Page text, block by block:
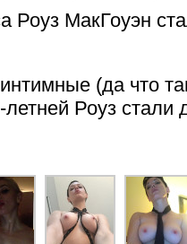
Роуз МакГоуэн
(да что
Роуз стали